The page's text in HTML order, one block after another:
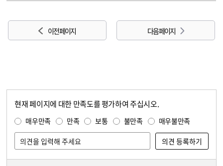
이전 페이지 다음 페이지
현재 페이지에 대한 만족도를 평가하여 주십시오.
매우만족 만족 보통 불만족 매우불만족